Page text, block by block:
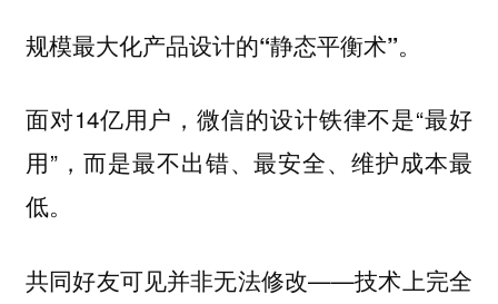
规模最大化产品设计的“静态平衡术”。
面对14亿用户，微信的设计铁律不是“最好
用”，而是最不出错、最安全、维护成本最
低。
共同好友可见并非无法修改——技术上完全